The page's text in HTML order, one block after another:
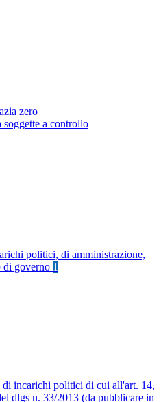
zero
a controllo
politici, di amministrazione,
di governo 1
incarichi politici di cui all'art. 14,
dlgs n. 33/2013 (da pubblicare in